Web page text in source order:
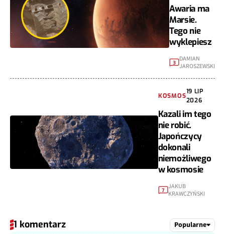
Awaria ma
Marsie.
Tego nie
wyklepiesz
3
DAMIAN
JAROSZEWSKI
KOSMOS
19 LIP
2026
Kazali im tego
nie robić.
Japończycy
dokonali
niemożliwego
w kosmosie
7 JAKUB
KRAWCZYŃSKI
1 komentarz Popularne